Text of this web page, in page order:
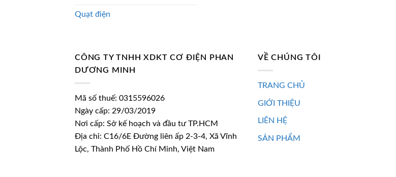
Quạt điện
CÔNG TY TNHH XDKT CƠ ĐIỆN PHAN
DƯƠNG MINH
Mã số thuế: 0315596026
Ngày cấp: 29/03/2019
Nơi cấp: Sở kế hoạch và đầu tư TP.HCM
Địa chỉ: C16/6E Đường liên ấp 2-3-4, Xã Vĩnh
Lộc, Thành Phố Hồ Chí Minh, Việt Nam
VỀ CHÚNG TÔI
TRANG CHỦ
GIỚI THIỆU
LIÊN HỆ
SẢN PHẨM